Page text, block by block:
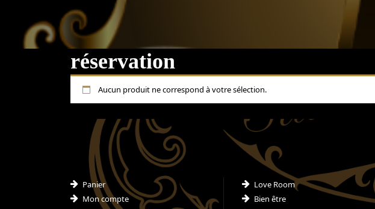
réservation
Aucun produit ne correspond à votre sélection.
Panier
Mon compte
Love Room
Bien être